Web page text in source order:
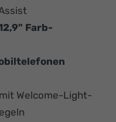
Farb-
Welcome-Light-